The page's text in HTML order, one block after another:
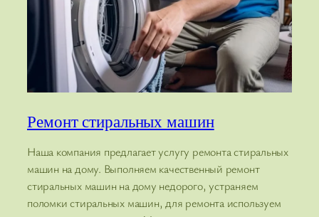
Ремонт стиральных машин
Наша компания предлагает услугу ремонта стиральных
машин на дому. Выполняем качественный ремонт
стиральных машин на дому недорого, устраняем
поломки стиральных машин, для ремонта используем